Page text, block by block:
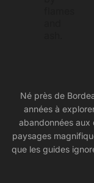
Né près de
années à
abandonnées aux
paysages
que les guides